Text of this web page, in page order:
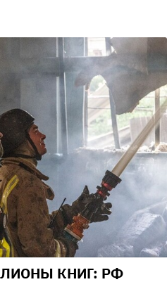
КНИГ: РФ